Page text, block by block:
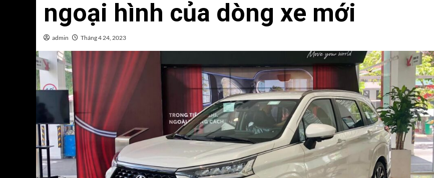
ngoại hình của dòng xe mới
admin Tháng 4 24, 2023